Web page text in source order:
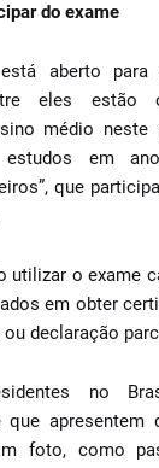
do exame
aberto para
eles estão
médio neste
estudos em
que
utilizar o exame
em obter
declaração
no
que
foto, como